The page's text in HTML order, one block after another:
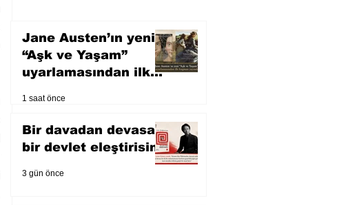
Jane Austen’ın yeni
“Aşk ve Yaşam”
uyarlamasından ilk
1 saat önce
Bir davadan devasa
bir devlet eleştirisine
3 gün önce